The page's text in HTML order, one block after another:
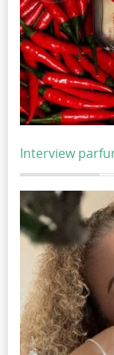
Interview